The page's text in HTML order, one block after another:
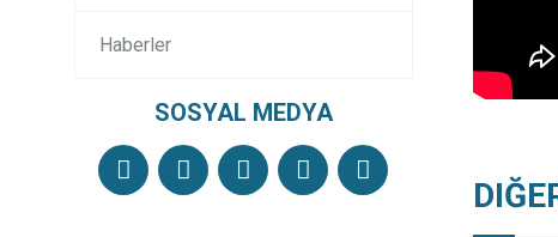
Haberler
SOSYAL MEDYA